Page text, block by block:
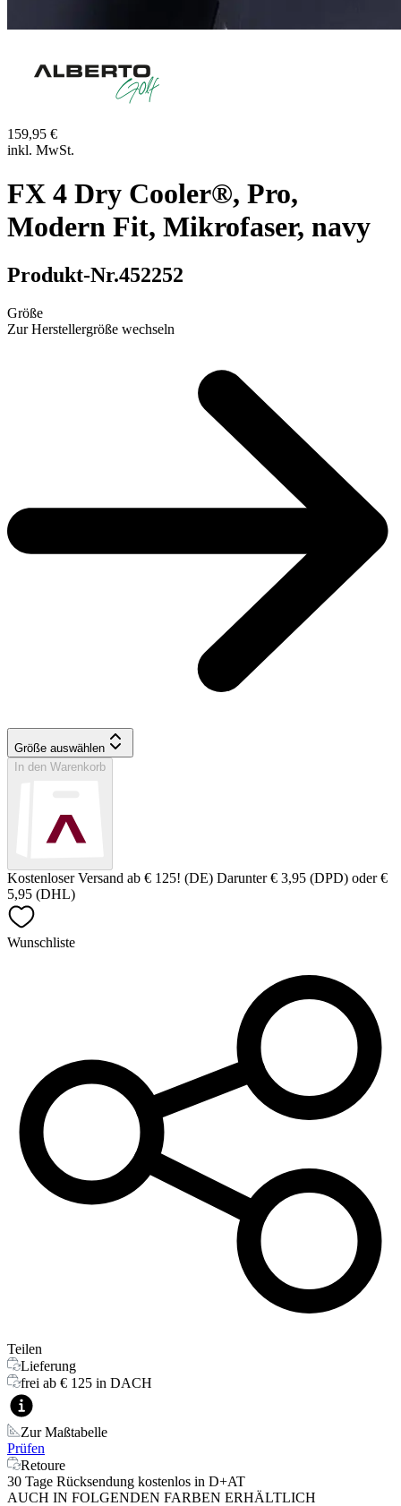
159,95 €
inkl. MwSt.
FX 4 Dry Cooler®, Pro,
Modern Fit, Mikrofaser, navy
Produkt-Nr.452252
Größe
Zur Herstellergröße wechseln
Größe auswählen
In den Warenkorb
Kostenloser Versand ab € 125! (DE) Darunter € 3,95 (DPD) oder €
5,95 (DHL)
Wunschliste
Teilen
Lieferung
frei ab € 125 in DACH
Zur Maßtabelle
Prüfen
Retoure
30 Tage Rücksendung kostenlos in D+AT
AUCH IN FOLGENDEN FARBEN ERHÄLTLICH